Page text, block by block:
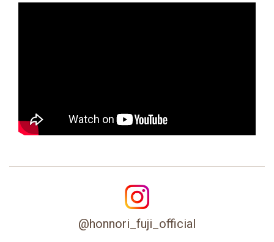
@honnori_fuji_official